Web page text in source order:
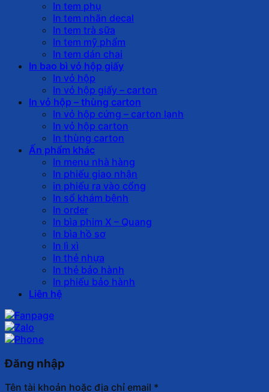
In tem phụ
In tem nhãn decal
In tem trà sữa
In tem mỹ phẩm
In tem dán chai
In bao bì vỏ hộp giấy
In vỏ hộp
In vỏ hộp giấy – carton
In vỏ hộp – thùng carton
In vỏ hộp cứng – carton lạnh
In vỏ hộp carton
In thùng carton
Ấn phẩm khác
In menu nhà hàng
In phiếu giao nhận
in phiếu ra vào cổng
In sổ khám bệnh
In order
In bìa phim X – Quang
In bìa hồ sơ
In lì xì
In thẻ nhựa
In thẻ bảo hành
In phiếu bảo hành
Liên hệ
Đăng nhập
Tên tài khoản hoặc địa chỉ email *